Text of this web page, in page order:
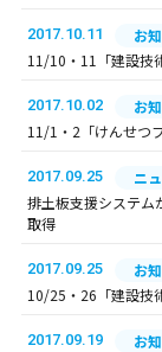
2017.10.11
お
11/10・11「建設技
2017.10.02
お
11/1・2「けんせつ
2017.09.25
ニ
排土板支援システ
取得
2017.09.25
お
10/25・26「建設技
2017.09.19
お